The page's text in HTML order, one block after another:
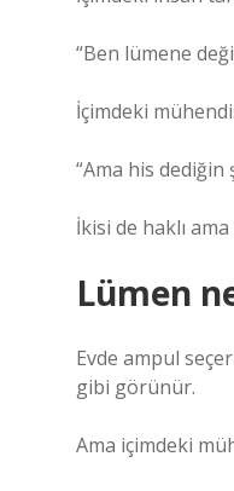
“Ben lümene
İçimdeki
“Ama his dediğin
İkisi de haklı
Lümen
Evde ampul
gibi görünür.
Ama içimdeki